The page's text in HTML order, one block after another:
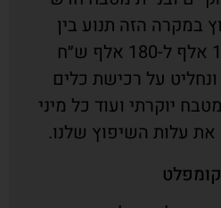
במקרה הזה תנוע בין
טווח מחירים של 120 אלף ל-180 אלף ש״ח
על רכישת כלים
יוקרתי ועוד כל מיני
עלות השיפוץ שלנו.